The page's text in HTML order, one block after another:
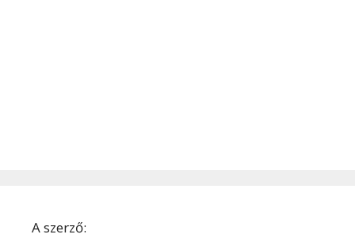
A szerző: